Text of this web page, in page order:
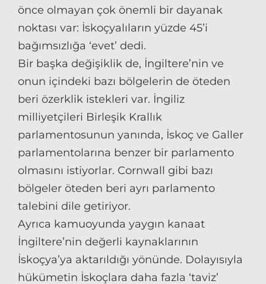
önce olmayan çok önemli bir dayanak
noktası var: İskoçyalıların yüzde 45’i
bağımsızlığa ‘evet’ dedi.
Bir başka değişiklik de, İngiltere’nin ve
onun içindeki bazı bölgelerin de öteden
beri özerklik istekleri var. İngiliz
milliyetçileri Birleşik Krallık
parlamentosunun yanında, İskoç ve Galler
parlamentolarına benzer bir parlamento
olmasını istiyorlar. Cornwall gibi bazı
bölgeler öteden beri ayrı parlamento
talebini dile getiriyor.
Ayrıca kamuoyunda yaygın kanaat
İngiltere’nin değerli kaynaklarının
İskoçya’ya aktarıldığı yönünde. Dolayısıyla
hükümetin İskoçlara daha fazla ‘taviz’